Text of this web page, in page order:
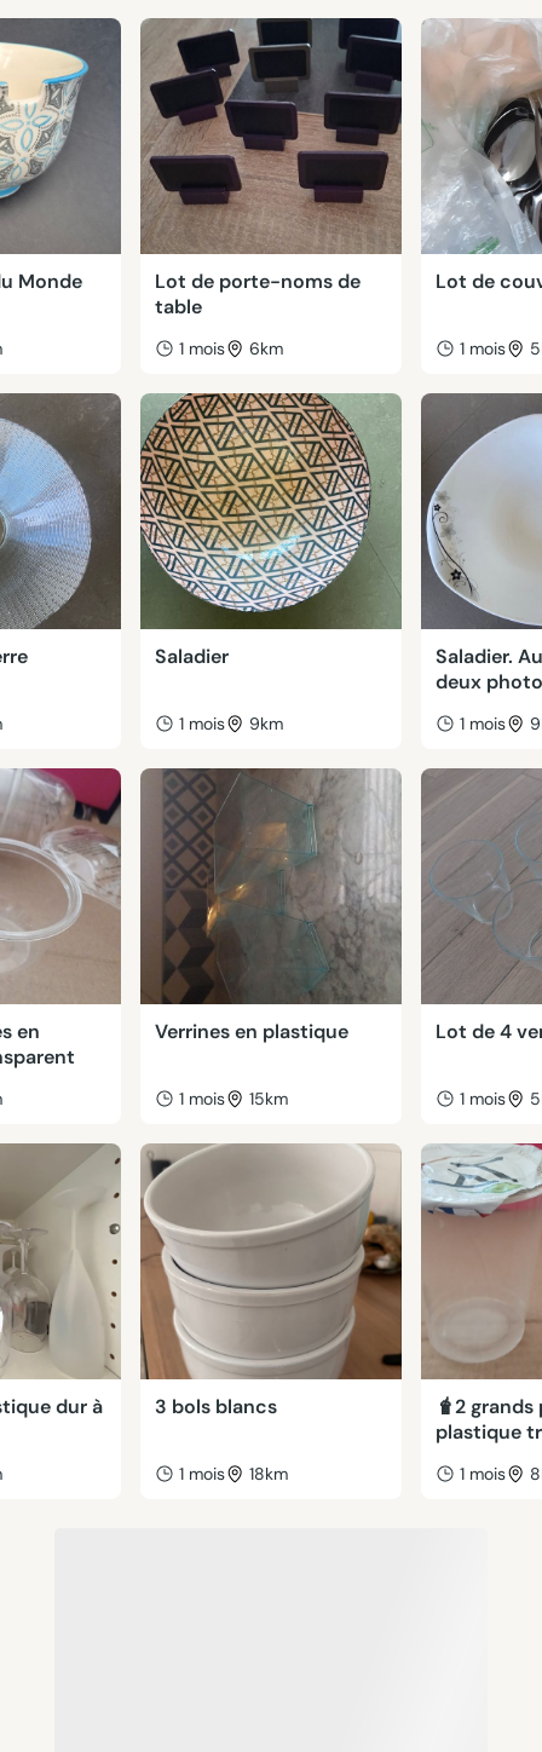
Monde
Lot de porte-noms de
table
1 mois 6km
Lot de
1 mois
Saladier
1 mois 9km
Saladier.
deux
1 mois
en
Verrines en plastique
1 mois 15km
Lot de 4
1 mois
dur à 3 bols blancs
1 mois 18km
🧋2
plastique
1 mois